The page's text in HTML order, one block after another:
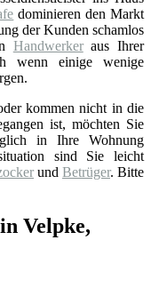
dominieren den Markt
der Kunden schamlos
Handwerkeraus Ihrer
wenn einige wenige
kommen nicht in die
ist, möchten Sie
in Ihre Wohnung
sind Sie leicht
und Betrüger. Bitte
Velpke,